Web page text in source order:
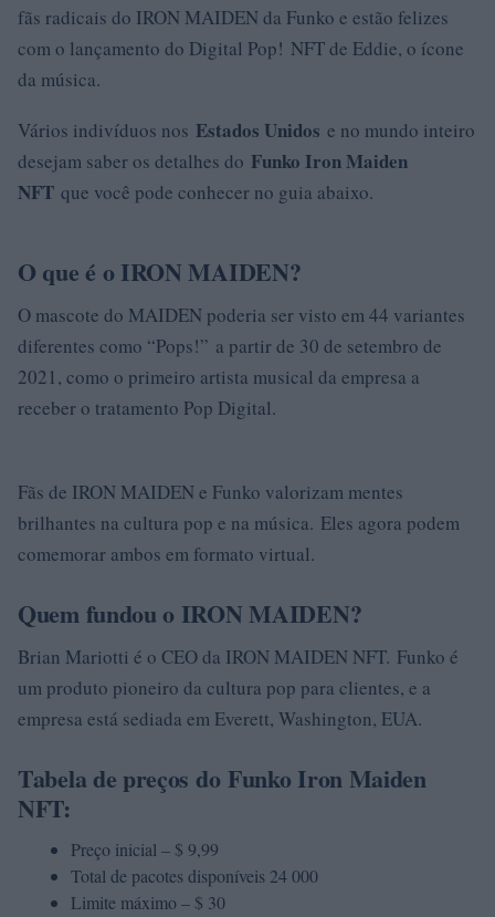
fãs radicais do IRON MAIDEN da Funko e estão felizes
com o lançamento do Digital Pop! NFT de Eddie, o ícone
da música.
Vários indivíduos nos Estados Unidos e no mundo inteiro
desejam saber os detalhes do Funko Iron Maiden
NFT que você pode conhecer no guia abaixo.
O que é o IRON MAIDEN?
O mascote do MAIDEN poderia ser visto em 44 variantes
diferentes como “Pops!” a partir de 30 de setembro de
2021, como o primeiro artista musical da empresa a
receber o tratamento Pop Digital.
Fãs de IRON MAIDEN e Funko valorizam mentes
brilhantes na cultura pop e na música. Eles agora podem
comemorar ambos em formato virtual.
Quem fundou o IRON MAIDEN?
Brian Mariotti é o CEO da IRON MAIDEN NFT. Funko é
um produto pioneiro da cultura pop para clientes, e a
empresa está sediada em Everett, Washington, EUA.
Tabela de preços do Funko Iron Maiden
NFT:
Preço inicial – $ 9,99
Total de pacotes disponíveis 24 000
Limite máximo – $ 30